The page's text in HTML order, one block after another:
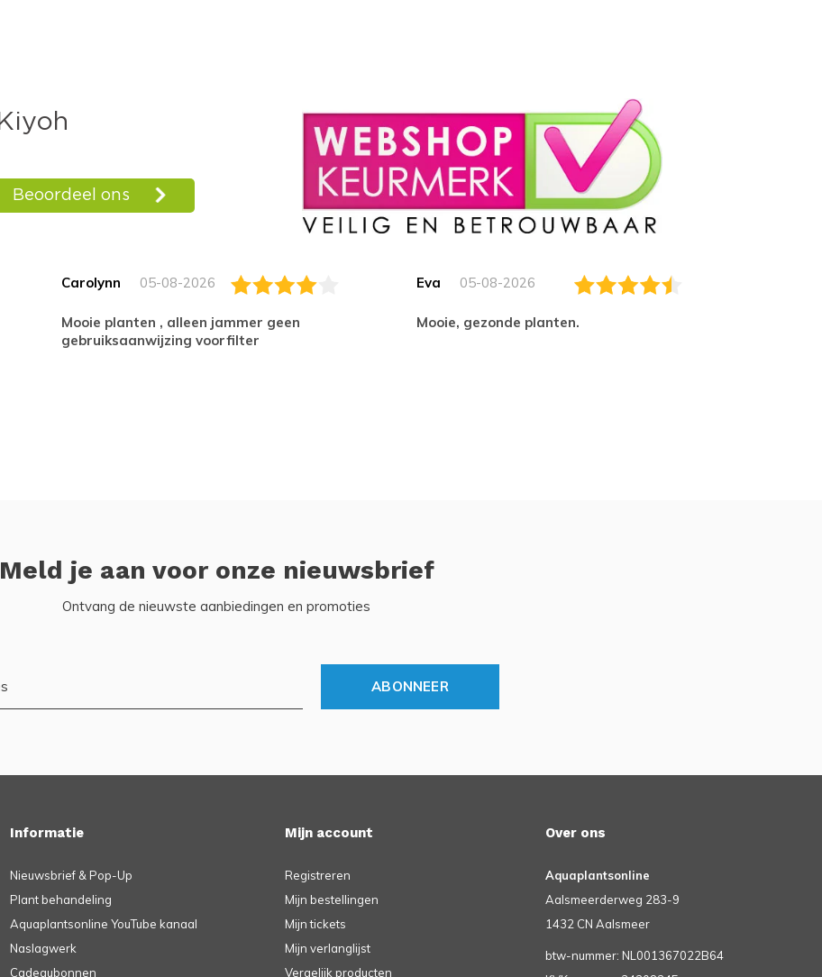
Carolynn 05-08-2026
Mooie planten , alleen jammer geen
gebruiksaanwijzing voorfilter
Eva 05-08-2026
Mooie, gezonde planten.
Meld je aan voor onze nieuwsbrief
Ontvang de nieuwste aanbiedingen en promoties
ABONNEER
Informatie
Nieuwsbrief & Pop-Up
Plant behandeling
Aquaplantsonline YouTube kanaal
Naslagwerk
Cadeaubonnen
Mijn account
Registreren
Mijn bestellingen
Mijn tickets
Mijn verlanglijst
Vergelijk producten
Over ons
Aquaplantsonline
Aalsmeerderweg 283-9
1432 CN Aalsmeer
btw-nummer: NL001367022B64